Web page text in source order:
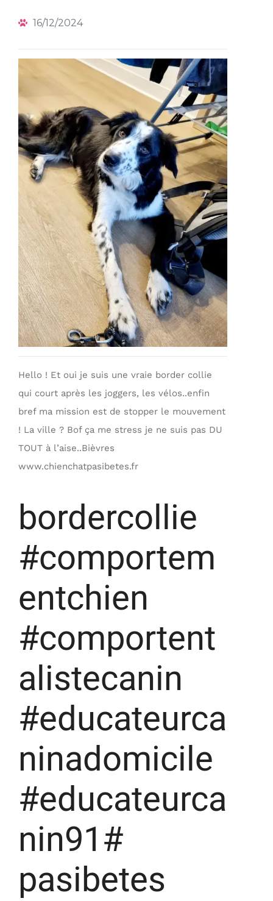
16/12/2024
Hello ! Et oui je suis une vraie border collie
qui court après les joggers, les vélos..enfin
bref ma mission est de stopper le mouvement
! La ville ? Bof ça me stress je ne suis pas DU
TOUT à l’aise..Bièvres
www.chienchatpasibetes.fr
bordercollie
#comportem
entchien
#comportent
alistecanin
#educateurca
ninadomicile
#educateurca
nin91#
pasibetes